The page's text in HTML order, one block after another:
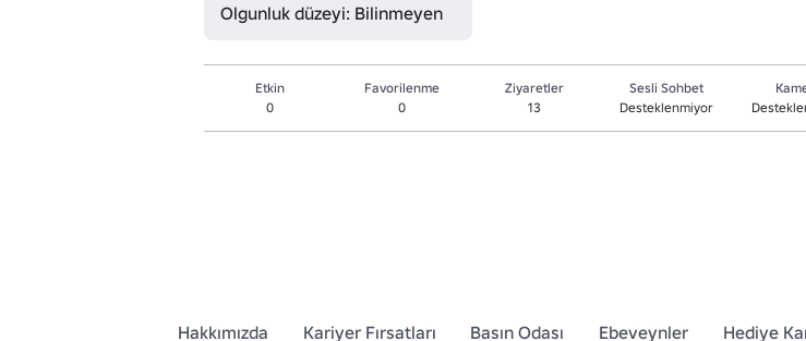
Olgunluk düzeyi: Bilinmeyen
Etkin
0
Favorilenme
0
Ziyaretler
13
Sesli Sohbet
Desteklenmiyor
Hakkımızda Kariyer Fırsatları Basın Odası Ebeveynler Hediye